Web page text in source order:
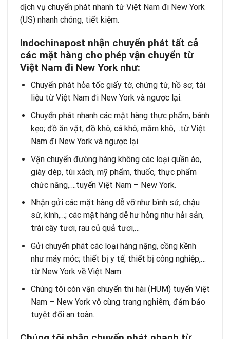
dịch vụ chuyển phát nhanh từ Việt Nam đi New York
(US) nhanh chóng, tiết kiệm.
Indochinapost nhận chuyển phát tất cả
các mặt hàng cho phép vận chuyển từ
Việt Nam đi New York như:
Chuyển phát hỏa tốc giấy tờ, chứng từ, hồ sơ, tài
liệu từ Việt Nam đi New York và ngược lại.
Chuyển phát nhanh các mặt hàng thực phẩm, bánh
kẹo; đồ ăn vặt, đồ khô, cá khô, mắm khô,…từ Việt
Nam đi New York và ngược lại.
Vận chuyển đường hàng không các loại quần áo,
giày dép, túi xách, mỹ phẩm, thuốc, thực phẩm
chức năng,….tuyến Việt Nam – New York.
Nhận gửi các mặt hàng dễ vỡ như bình sứ, chậu
sứ, kính,…; các mặt hàng dễ hư hỏng như hải sản,
trái cây tươi, rau củ quả tươi,…
Gửi chuyển phát các loại hàng nặng, cồng kềnh
như máy móc; thiết bị y tế, thiết bị công nghiệp,…
từ New York về Việt Nam.
Chúng tôi còn vận chuyển thi hài (HUM) tuyến Việt
Nam – New York vô cùng trang nghiêm, đảm bảo
tuyệt đối an toàn.